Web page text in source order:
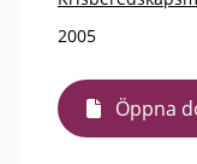
2005
Öppna